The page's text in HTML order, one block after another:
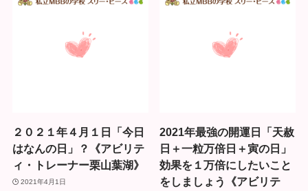
２０２１年４月１日「今日
はなんの日」？《アビリテ
ィ・トレーナー栗山葉湖》
2021年4月1日
2021年最強の開運日「天赦
日＋一粒万倍日＋寅の日」
効果を１万倍にしたいこと
をしましょう《アビリテ